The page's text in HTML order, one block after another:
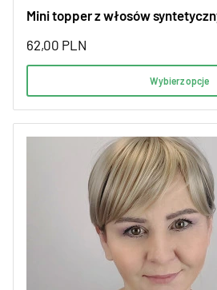
Mini topper z włosów
62,00 PLN
Wybierz opcje